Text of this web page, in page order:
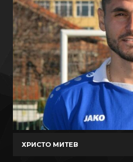
ХРИСТО МИТЕВ